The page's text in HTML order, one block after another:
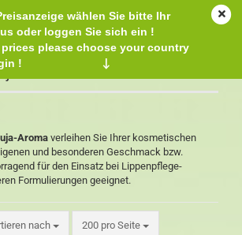
wählen Sie bitte Ihr
oder loggen Sie sich ein !
please choose your country
login !
↓
Aroma verleihen Sie Ihrer kosmetischen
und besonderen Geschmack bzw.
für den Einsatz bei Lippenpflege-
Formulierungen geeignet.
nach 200 pro Seite